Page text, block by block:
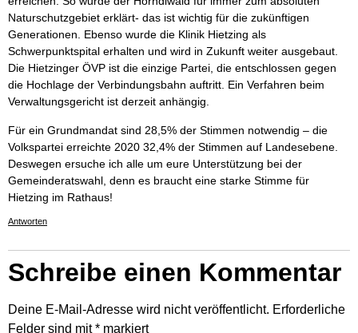
Naturschutzgebiet erklärt- das ist wichtig für die zukünftigen
Generationen. Ebenso wurde die Klinik Hietzing als
Schwerpunktspital erhalten und wird in Zukunft weiter ausgebaut.
Die Hietzinger ÖVP ist die einzige Partei, die entschlossen gegen
die Hochlage der Verbindungsbahn auftritt. Ein Verfahren beim
Verwaltungsgericht ist derzeit anhängig.
Für ein Grundmandat sind 28,5% der Stimmen notwendig – die
Volkspartei erreichte 2020 32,4% der Stimmen auf Landesebene.
Deswegen ersuche ich alle um eure Unterstützung bei der
Gemeinderatswahl, denn es braucht eine starke Stimme für
Hietzing im Rathaus!
Antworten
Schreibe einen Kommentar
Deine E-Mail-Adresse wird nicht veröffentlicht. Erforderliche
Felder sind mit* markiert